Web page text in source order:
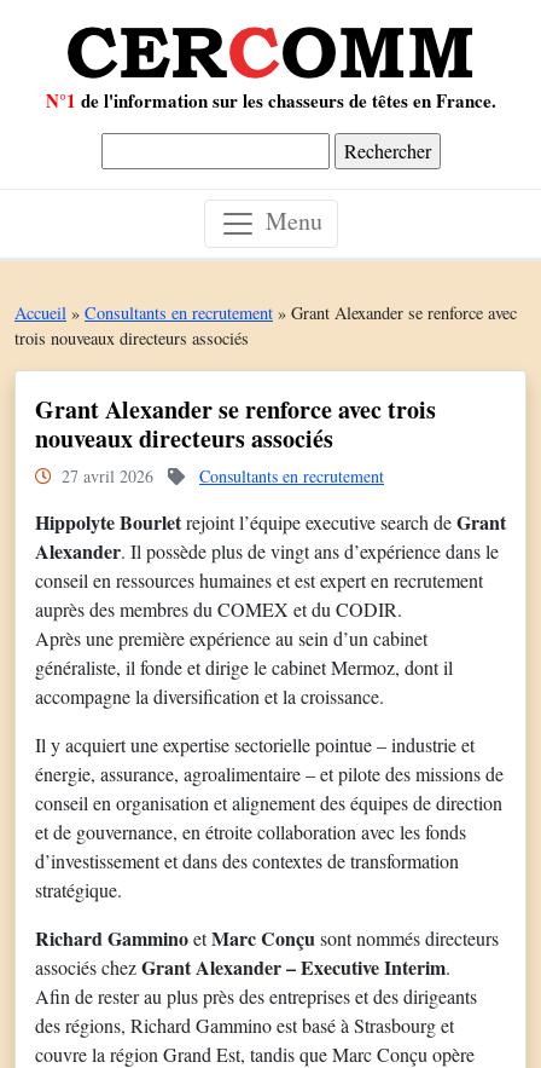
N°1 de l'information sur les chasseurs de têtes en France.
Menu
Accueil » Consultants en recrutement » Grant Alexander se renforce avec
trois nouveaux directeurs associés
Grant Alexander se renforce avec trois
nouveaux directeurs associés
27 avril 2026 Consultants en recrutement
Hippolyte Bourletrejoint l’équipe executive search deGrant
Alexander. Il possède plus de vingt ans d’expérience dans le
conseil en ressources humaines et est expert en recrutement
auprès des membres du COMEX et du CODIR.
Après une première expérience au sein d’un cabinet
généraliste, il fonde et dirige le cabinet Mermoz, dont il
accompagne la diversification et la croissance.
Il y acquiert une expertise sectorielle pointue – industrie et
énergie, assurance, agroalimentaire – et pilote des missions de
conseil en organisation et alignement des équipes de direction
et de gouvernance, en étroite collaboration avec les fonds
d’investissement et dans des contextes de transformation
stratégique.
Richard GamminoetMarc Conçusont nommés directeurs
associés chezGrant Alexander – Executive Interim.
Afin de rester au plus près des entreprises et des dirigeants
des régions, Richard Gammino est basé à Strasbourg et
couvre la région Grand Est, tandis que Marc Conçu opère